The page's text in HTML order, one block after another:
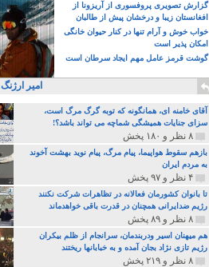
گزارش تصویری پروفسوری از آریزونا از
افغانستان زیبا و درخشان پیش از طالبان
خواب خوش و آرام تنها در کنار حیوان خانگی
امکان پذیر است
گوشت قرمز عامل مهم ایجاد سرطان است
امیر ارژنگ
آقای خامنه ای، همانگونه که توبه گرگ مرگ است،
سزای جنایات همیشگی شماچه می تواند باشد؟!
۸ نظر و ۱۸۰ پخش
بازهم سقوط هواپیما، پیام مرگ، پیام نوید بهشت آخوند
به مردم ایران
۴ نظر و ۹۷ پخش
تا بانوان کشورمان فعالانه در تظاهرات شرکت نکنند
رژیم ضدایرانی همچنان در قدرت باقی خواهدماند
۸ نظر و ۸۹ پخش
هم میهنان اسیر ودربندمان، سرانجام از ظلم بیکران
رژیم تازی نژاد بجان آمده و به خبابانها ریختند
۸ نظر و ۲۱۹ پخش